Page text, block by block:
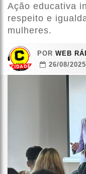
Ação educativa
respeito e
mulheres.
POR WEB
26/08/